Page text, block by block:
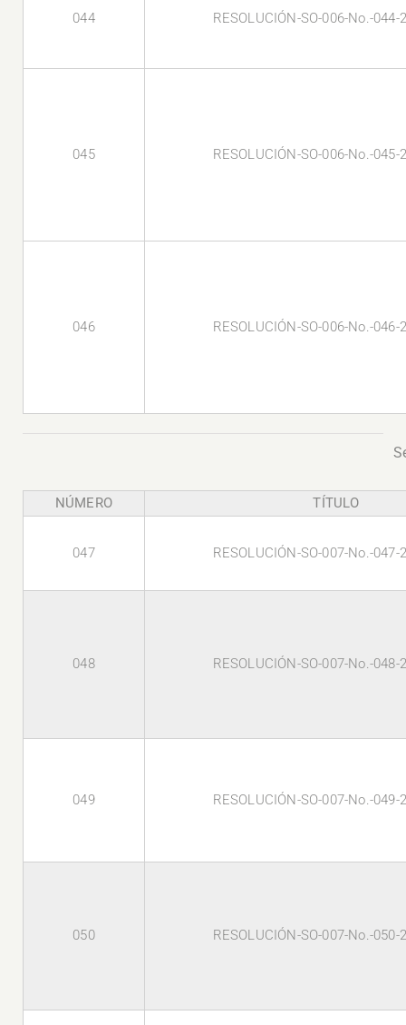
044 RESOLUCIÓN-SO-006-No.-044-
045 RESOLUCIÓN-SO-006-No.-045-
046 RESOLUCIÓN-SO-006-No.-046-
NÚMERO TÍTULO
047 RESOLUCIÓN-SO-007-No.-047-
048 RESOLUCIÓN-SO-007-No.-048-
049 RESOLUCIÓN-SO-007-No.-049-
050 RESOLUCIÓN-SO-007-No.-050-